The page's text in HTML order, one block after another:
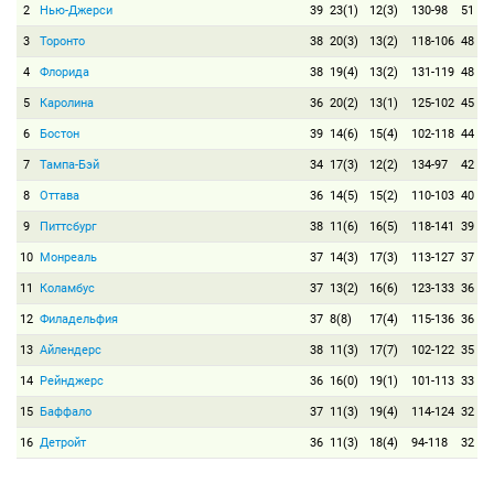
2 Нью-Джерси 39 23(1) 12(3) 130-98 51
3 Торонто 38 20(3) 13(2) 118-106 48
4 Флорида 38 19(4) 13(2) 131-119 48
5 Каролина 36 20(2) 13(1) 125-102 45
6 Бостон 39 14(6) 15(4) 102-118 44
7 Тампа-Бэй 34 17(3) 12(2) 134-97 42
8 Оттава 36 14(5) 15(2) 110-103 40
9 Питтсбург 38 11(6) 16(5) 118-141 39
10 Монреаль 37 14(3) 17(3) 113-127 37
11 Коламбус 37 13(2) 16(6) 123-133 36
12 Филадельфия 37 8(8) 17(4) 115-136 36
13 Айлендерс 38 11(3) 17(7) 102-122 35
14 Рейнджерс 36 16(0) 19(1) 101-113 33
15 Баффало 37 11(3) 19(4) 114-124 32
16 Детройт 36 11(3) 18(4) 94-118 32